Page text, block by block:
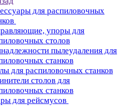
для распиловочных
упоры для
столов
пылеудаления для
станков
для распиловочных станков
столов для
станков
для рейсмусов